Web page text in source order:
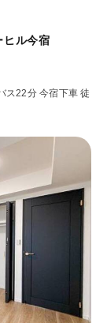
ヒル今宿
ス22分 今宿下車 徒